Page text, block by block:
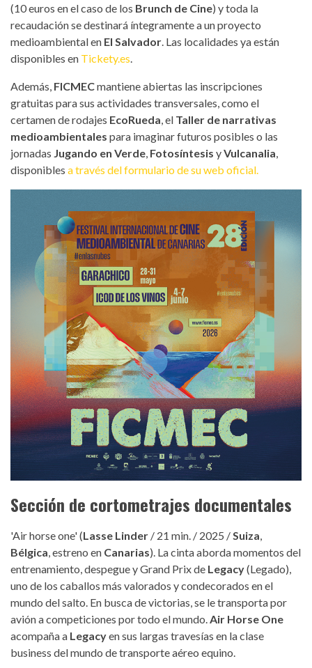
(10 euros en el caso de los Brunch de Cine) y toda la
recaudación se destinará íntegramente a un proyecto
medioambiental en El Salvador. Las localidades ya están
disponibles en Tickety.es.
Además, FICMECmantiene abiertas las inscripciones
gratuitas para sus actividades transversales, como el
certamen de rodajes EcoRueda, el Taller de narrativas
medioambientales para imaginar futuros posibles o las
jornadas Jugando en Verde, Fotosíntesis yVulcanalia,
disponibles a través del formulario de su web oficial.
28ficmec-cartel-2026.jpg
Sección de cortometrajes documentales
'Air horse one' (Lasse Linder / 21 min. / 2025 /Suiza,
Bélgica, estreno en Canarias). La cinta aborda momentos del
entrenamiento, despegue y Grand Prix de Legacy(Legado),
uno de los caballos más valorados y condecorados en el
mundo del salto. En busca de victorias, se le transporta por
avión a competiciones por todo el mundo.Air Horse One
acompaña a Legacyen sus largas travesías en la clase
business del mundo de transporte aéreo equino.